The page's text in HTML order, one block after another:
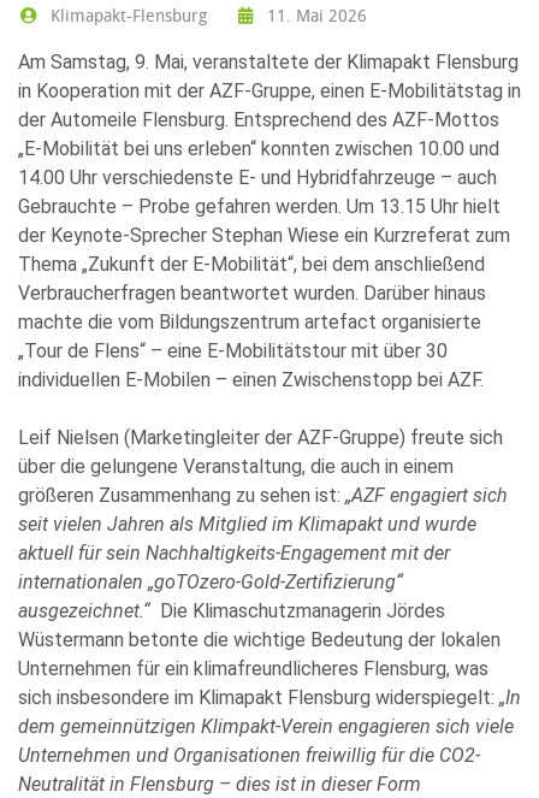
Klimapakt-Flensburg 11. Mai 2026
Am Samstag, 9. Mai, veranstaltete der Klimapakt Flensburg
in Kooperation mit der AZF-Gruppe, einen E-Mobilitätstag in
der Automeile Flensburg. Entsprechend des AZF-Mottos
„E-Mobilität bei uns erleben“ konnten zwischen 10.00 und
14.00 Uhr verschiedenste E- und Hybridfahrzeuge – auch
Gebrauchte – Probe gefahren werden. Um 13.15 Uhr hielt
der Keynote-Sprecher Stephan Wiese ein Kurzreferat zum
Thema „Zukunft der E-Mobilität“, bei dem anschließend
Verbraucherfragen beantwortet wurden. Darüber hinaus
machte die vom Bildungszentrum artefact organisierte
„Tour de Flens“ – eine E-Mobilitätstour mit über 30
individuellen E-Mobilen – einen Zwischenstopp bei AZF.
Leif Nielsen (Marketingleiter der AZF-Gruppe) freute sich
über die gelungene Veranstaltung, die auch in einem
größeren Zusammenhang zu sehen ist: „AZF engagiert sich
seit vielen Jahren als Mitglied im Klimapakt und wurde
aktuell für sein Nachhaltigkeits-Engagement mit der
internationalen „goTOzero-Gold-Zertifizierung“
ausgezeichnet.“Die Klimaschutzmanagerin Jördes
Wüstermann betonte die wichtige Bedeutung der lokalen
Unternehmen für ein klimafreundlicheres Flensburg, was
sich insbesondere im Klimapakt Flensburg widerspiegelt: „In
dem gemeinnützigen Klimpakt-Verein engagieren sich viele
Unternehmen und Organisationen freiwillig für die CO2-
Neutralität in Flensburg – dies ist in dieser Form